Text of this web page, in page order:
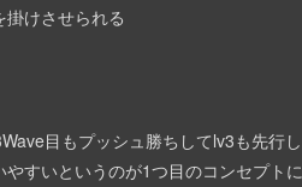
掛けさせられる
目もプッシュ勝ちしてlv3も先行
すいというのが1つ目のコンセプト